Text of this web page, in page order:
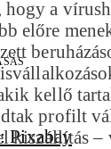
hogy a
előre
kellő
profilt
kiszállítás –